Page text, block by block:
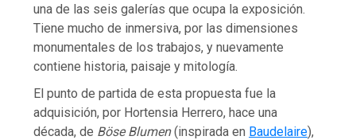
una de las seis galerías que ocupa la exposición.
Tiene mucho de inmersiva, por las dimensiones
monumentales de los trabajos, y nuevamente
contiene historia, paisaje y mitología.
El punto de partida de esta propuesta fue la
adquisición, por Hortensia Herrero, hace una
década, de Böse Blumen(inspirada en Baudelaire),